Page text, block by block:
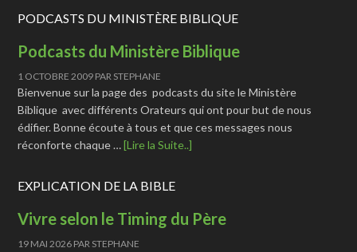
PODCASTS DU MINISTÈRE BIBLIQUE
Podcasts du Ministère Biblique
1 OCTOBRE 2009 PAR STEPHANE
Bienvenue sur la page des podcasts du site le Ministère
Biblique avec différents Orateurs qui ont pour but de nous
édifier. Bonne écoute à tous et que ces messages nous
réconforte chaque …[Lire la Suite..]
EXPLICATION DE LA BIBLE
Vivre selon le Timing du Père
19 MAI 2026 PAR STEPHANE